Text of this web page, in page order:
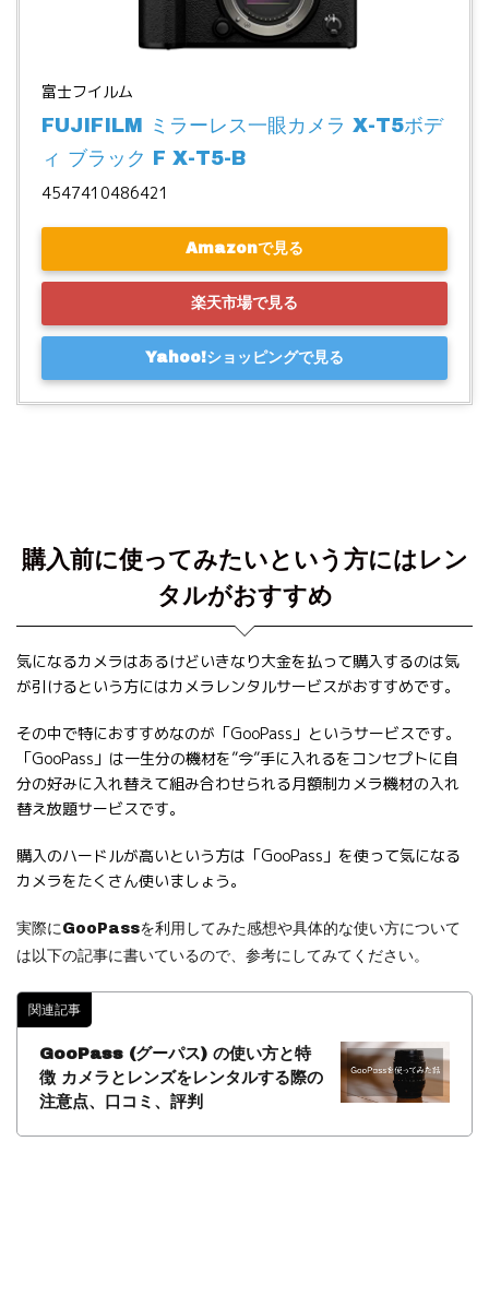
富士フイルム
FUJIFILM ミラーレス一眼カメラ X-T5ボデ
ィ ブラック F X-T5-B
4547410486421
Amazonで見る
楽天市場で見る
Yahoo!ショッピングで見る
購入前に使ってみたいという方にはレン
タルがおすすめ
気になるカメラはあるけどいきなり大金を払って購入するのは気
が引けるという方にはカメラレンタルサービスがおすすめです。
その中で特におすすめなのが「GooPass」というサービスです。
「GooPass」は一生分の機材を”今”手に入れるをコンセプトに自
分の好みに入れ替えて組み合わせられる月額制カメラ機材の入れ
替え放題サービスです。
購入のハードルが高いという方は「GooPass」を使って気になる
カメラをたくさん使いましょう。
実際にGooPassを利用してみた感想や具体的な使い方について
は以下の記事に書いているので、参考にしてみてください。
関連記事
GooPass (グーパス) の使い方と特
徴 カメラとレンズをレンタルする際の
注意点、口コミ、評判